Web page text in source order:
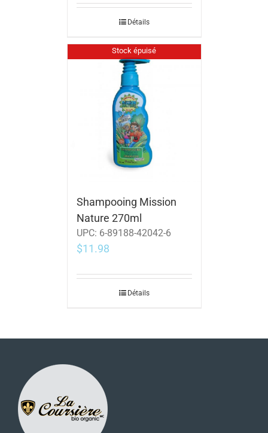
Détails
Stock épuisé
Shampooing Mission
Nature 270ml
UPC: 6-89188-42042-6
$11.98
Détails